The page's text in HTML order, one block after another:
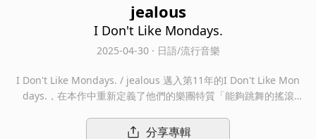
jealous
I Don't Like Mondays.
2025-04-30 · 日語/流行音樂
I Don't Like Mondays. / jealous 邁入第11年的I Don't Like Mon
days.，在本作中重新定義了他們的樂團特質「能夠跳舞的搖滾
樣的樂曲風格形成反差的，是以戀人間的「嫉妒」與「妒意」為主
分享專輯